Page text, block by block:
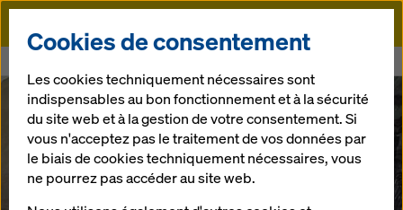
Doka
On the way to Net Zero by 2040
Doka obtient la
Cookies de consentement
Les cookies techniquement nécessaires sont
indispensables au bon fonctionnement et à la sécurité
du site web et à la gestion de votre consentement. Si
vous n'acceptez pas le traitement de vos données par
le biais de cookies techniquement nécessaires, vous
ne pourrez pas accéder au site web.